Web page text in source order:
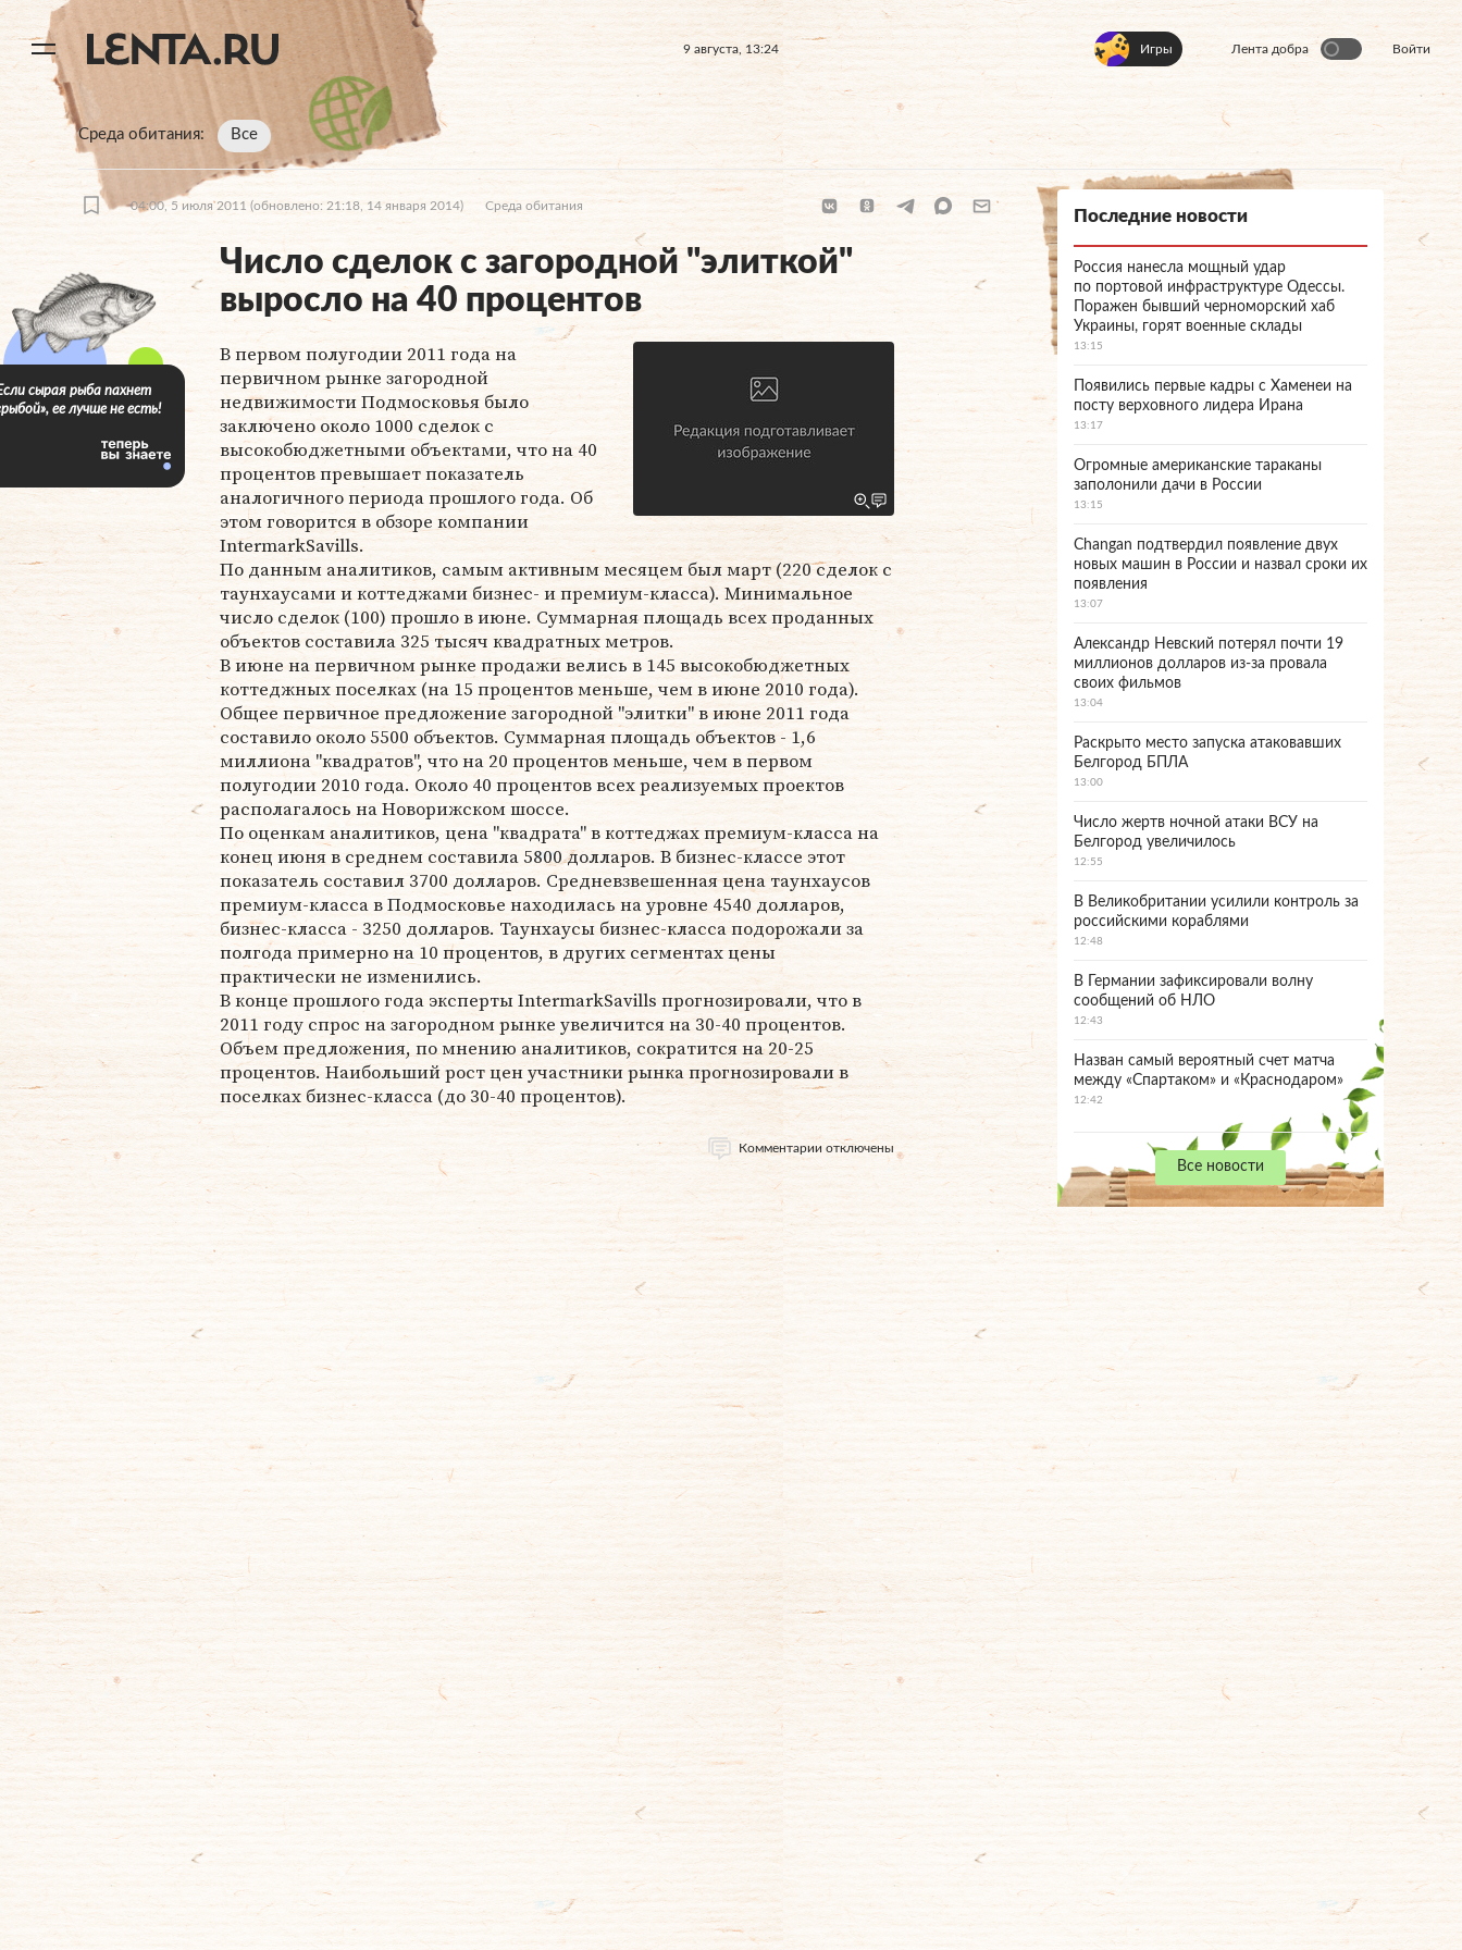
9 августа, 13:24 Игры Лента добра Войти
Среда обитания Все
04:00, 5 июля 2011 (обновлено: 21:18, 14 января 2014) Среда обитания
Число сделок с загородной "элиткой"
выросло на 40 процентов
В первом полугодии 2011 года на
первичном рынке загородной
недвижимости Подмосковья было
заключено около 1000 сделок с
высокобюджетными объектами, что на 40
процентов превышает показатель
аналогичного периода прошлого года. Об
этом говорится в обзоре компании
IntermarkSavills.
По данным аналитиков, самым активным месяцем был март (220 сделок с
таунхаусами и коттеджами бизнес- и премиум-класса). Минимальное
число сделок (100) прошло в июне. Суммарная площадь всех проданных
объектов составила 325 тысяч квадратных метров.
В июне на первичном рынке продажи велись в 145 высокобюджетных
коттеджных поселках (на 15 процентов меньше, чем в июне 2010 года).
Общее первичное предложение загородной "элитки" в июне 2011 года
составило около 5500 объектов. Суммарная площадь объектов - 1,6
миллиона "квадратов", что на 20 процентов меньше, чем в первом
полугодии 2010 года. Около 40 процентов всех реализуемых проектов
располагалось на Новорижском шоссе.
По оценкам аналитиков, цена "квадрата" в коттеджах премиум-класса на
конец июня в среднем составила 5800 долларов. В бизнес-классе этот
показатель составил 3700 долларов. Средневзвешенная цена таунхаусов
премиум-класса в Подмосковье находилась на уровне 4540 долларов,
бизнес-класса - 3250 долларов. Таунхаусы бизнес-класса подорожали за
полгода примерно на 10 процентов, в других сегментах цены
практически не изменились.
В конце прошлого года эксперты IntermarkSavills прогнозировали, что в
2011 году спрос на загородном рынке увеличится на 30-40 процентов.
Объем предложения, по мнению аналитиков, сократится на 20-25
процентов. Наибольший рост цен участники рынка прогнозировали в
поселках бизнес-класса (до 30-40 процентов).
Комментарии отключены
сырая рыба пахнет
ее лучше не есть!
Последние новости
Россия нанесла мощный удар
по портовой инфраструктуре Одессы.
Поражен бывший черноморский хаб
Украины, горят военные склады
13:15
Появились первые кадры с Хаменеи на
посту верховного лидера Ирана
13:17
Огромные американские тараканы
заполонили дачи в России
13:15
Changan подтвердил появление двух
новых машин в России и назвал сроки их
появления
13:07
Александр Невский потерял почти 19
миллионов долларов из-за провала
своих фильмов
13:04
Раскрыто место запуска атаковавших
Белгород БПЛА
13:00
Число жертв ночной атаки ВСУ на
Белгород увеличилось
12:55
В Великобритании усилили контроль за
российскими кораблями
12:48
В Германии зафиксировали волну
сообщений об НЛО
12:43
Назван самый вероятный счет матча
между «Спартаком» и «Краснодаром»
12:42
Все новости